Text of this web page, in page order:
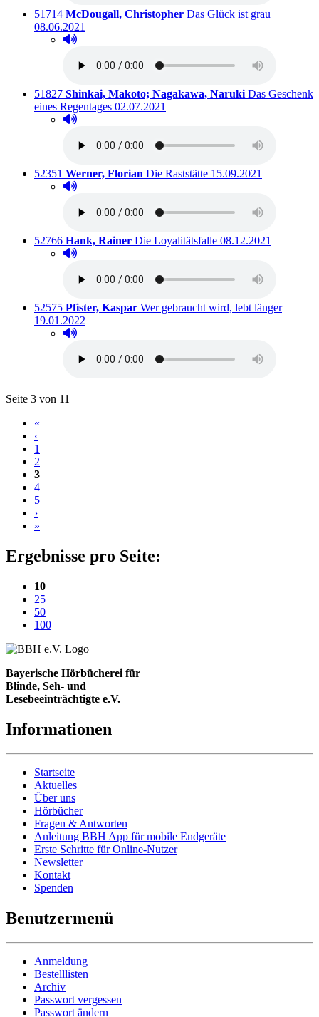
Titelnummer:
51714 von
McDougall, Christopher: Das Glück ist grau
08.06.2021
Hörprobe abspielen
Hörprobe von Das Glück ist grau
Titelnummer:
51827 von
Shinkai, Makoto; Nagakawa, Naruki: Das Geschenk
eines Regentages Ausleihbar seit dem
02.07.2021
Hörprobe abspielen
Hörprobe von Das Geschenk eines Regentages
Titelnummer:
52351 von
Werner, Florian Die Raststätte Ausleihbar seit dem
15.09.2021
Hörprobe abspielen
Hörprobe von Die Raststätte
Titelnummer:
52766 von
Hank, Rainer: Die Loyalitätsfalle Ausleihbar seit dem
08.12.2021
Hörprobe abspielen
Hörprobe von Die Loyalitätsfalle
Titelnummer:
52575 von
Pfister, Kaspar: Wer gebraucht wird, lebt länger
19.01.2022
Hörprobe abspielen
Hörprobe von Wer gebraucht wird, lebt länger
Blättern
Seite 3 von 11
«
‹
1
2
3
4
5
›
»
Ergebnisse pro Seite:
10(aktuelle Einstellung)
25
50
100
Bayerische Hörbücherei für
Blinde, Seh- und
Lesebeeinträchtigte e.V.
Informationen
Startseite
Aktuelles
Über uns
Hörbücher
Fragen & Antworten
Anleitung BBH App für mobile Endgeräte
Erste Schritte für Online-Nutzer
Newsletter
Kontakt
Spenden
Benutzermenü
Anmeldung
Bestelllisten
Archiv
Passwort vergessen
Passwort ändern